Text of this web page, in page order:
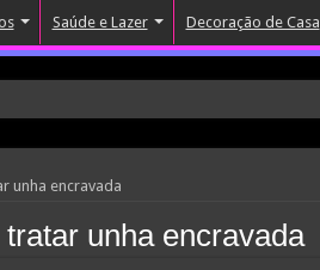
Saúde e Lazer Decoração de Casa
unha encravada
tratar unha encravada